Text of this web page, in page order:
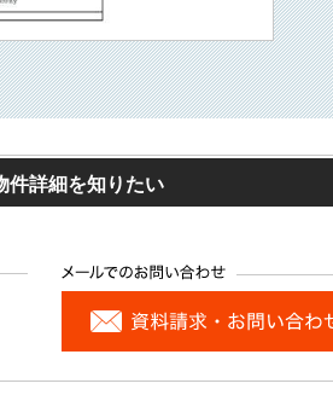
件詳細を知りたい